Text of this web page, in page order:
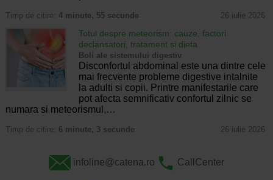
Timp de citire: 4 minute, 55 secunde 26 iulie 2026
Totul despre meteorism: cauze, factori
declansatori, tratament si dieta
Boli ale sistemului digestiv
Disconfortul abdominal este una dintre cele
mai frecvente probleme digestive intalnite
la adulti si copii. Printre manifestarile care
pot afecta semnificativ confortul zilnic se
numara si meteorismul,…
Timp de citire: 6 minute, 3 secunde 26 iulie 2026
infoline@catena.ro CallCenter